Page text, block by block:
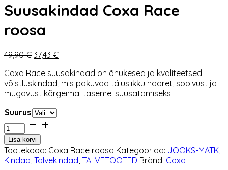
Suusakindad Coxa Race
roosa
49,90€ Algne
oli:
49,90 €.
37,43 €Praegune
on:
37,43 €.
Coxa Race suusakindad on õhukesed ja kvaliteetsed
võistluskindad, mis pakuvad täiuslikku haaret, sobivust ja
mugavust kõrgeimal tasemel suusatamiseks.
Suurus
Suusakindad
Coxa
Race
roosa
kogus
Lisa korvi
Tootekood: Coxa Race roosa Kategooriad: JOOKS-MATK,
Kindad, Talvekindad, TALVETOOTED Bränd: Coxa